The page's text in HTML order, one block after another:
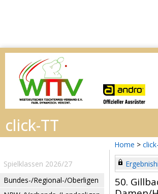
Home >
Spielklassen 2026/27
Bundes-/Regional-/Oberligen
50.